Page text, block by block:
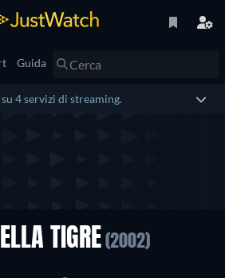
Guida
4 servizi di streaming.
TIGRE (2002)